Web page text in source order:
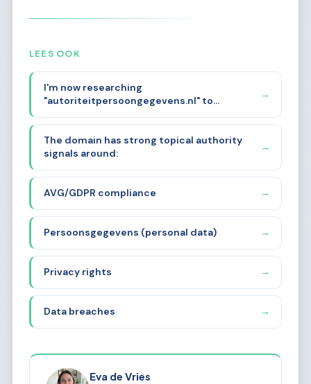
LEES OOK
I'm now researching
"autoriteitpersoongegevens.nl" to
mentions. The domain name itself strongly
suggests it was related to the Dutch Data
Protection Authority (Autoriteit
niche brief provided and determine the
optimal sub-sub-niche.
→
The domain has strong topical authority
signals around:
→
AVG/GDPR compliance →
Persoonsgegevens (personal data) →
Privacy rights →
Data breaches →
Eva de Vries